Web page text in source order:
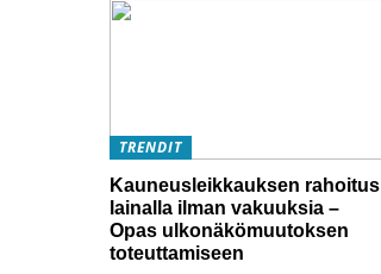
TRENDIT
Kauneusleikkauksen rahoitus
lainalla ilman vakuuksia –
Opas ulkonäkömuutoksen
toteuttamiseen